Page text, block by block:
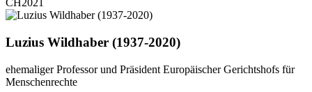
CH2021
Luzius Wildhaber (1937-2020)
ehemaliger Professor und Präsident Europäischer Gerichtshofs für
Menschenrechte